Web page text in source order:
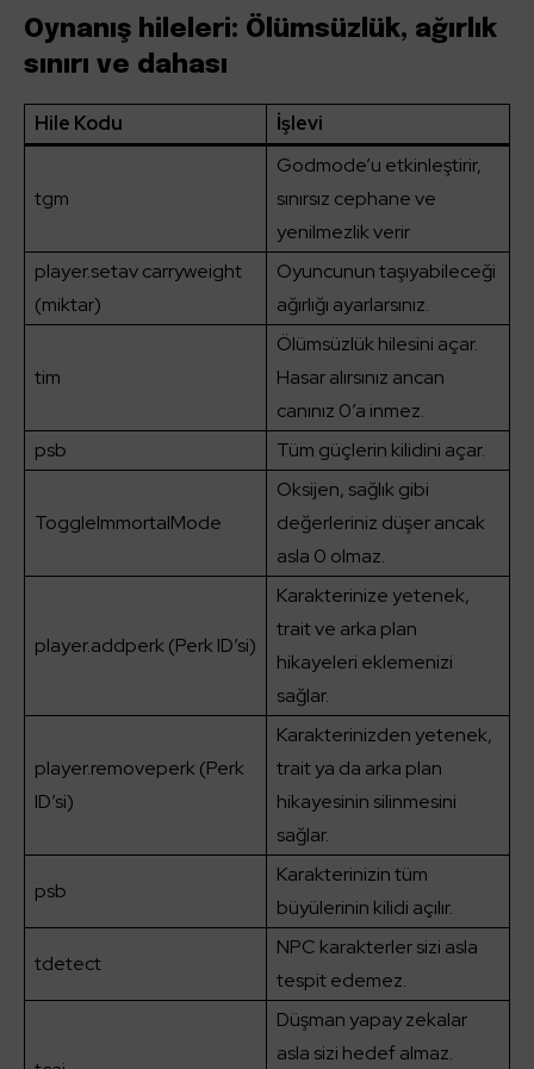
Oynanış hileleri: Ölümsüzlük, ağırlık
sınırı ve dahası
Hile Kodu İşlevi
tgm
Godmode’u etkinleştirir,
sınırsız cephane ve
yenilmezlik verir
player.setav carryweight
(miktar)
Oyuncunun taşıyabileceği
ağırlığı ayarlarsınız.
tim
Ölümsüzlük hilesini açar.
Hasar alırsınız ancan
canınız 0’a inmez.
psb
Tüm güçlerin kilidini açar.
ToggleImmortalMode
Oksijen, sağlık gibi
değerleriniz düşer ancak
asla 0 olmaz.
player.addperk (Perk ID’si)
Karakterinize yetenek,
trait ve arka plan
hikayeleri eklemenizi
sağlar.
player.removeperk (Perk
ID’si)
Karakterinizden yetenek,
trait ya da arka plan
hikayesinin silinmesini
sağlar.
psb
Karakterinizin tüm
büyülerinin kilidi açılır.
tdetect
NPC karakterler sizi asla
tespit edemez.
Düşman yapay zekalar
asla sizi hedef almaz.